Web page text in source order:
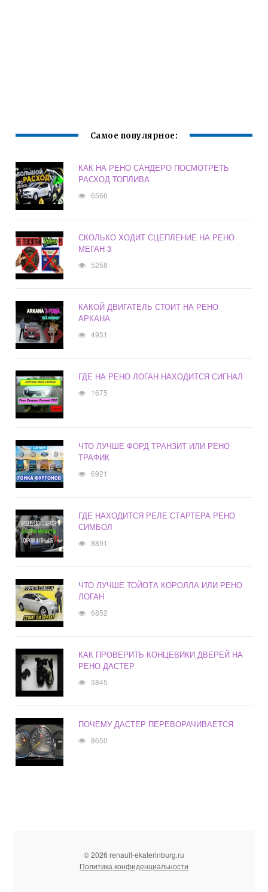
Самое популярное:
КАК НА РЕНО САНДЕРО ПОСМОТРЕТЬ
РАСХОД ТОПЛИВА
6566
СКОЛЬКО ХОДИТ СЦЕПЛЕНИЕ НА РЕНО
МЕГАН 3
5258
КАКОЙ ДВИГАТЕЛЬ СТОИТ НА РЕНО
АРКАНА
4931
ГДЕ НА РЕНО ЛОГАН НАХОДИТСЯ СИГНАЛ
1675
ЧТО ЛУЧШЕ ФОРД ТРАНЗИТ ИЛИ РЕНО
ТРАФИК
6921
ГДЕ НАХОДИТСЯ РЕЛЕ СТАРТЕРА РЕНО
СИМБОЛ
8891
ЧТО ЛУЧШЕ ТОЙОТА КОРОЛЛА ИЛИ РЕНО
ЛОГАН
6852
КАК ПРОВЕРИТЬ КОНЦЕВИКИ ДВЕРЕЙ НА
РЕНО ДАСТЕР
3845
ПОЧЕМУ ДАСТЕР ПЕРЕВОРАЧИВАЕТСЯ
8650
© 2026 renault-ekaterinburg.ru
Политика конфиденциальности